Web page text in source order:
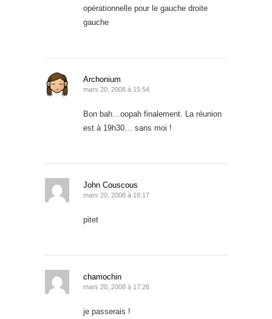
opérationnelle pour le gauche droite
gauche
Archonium
mars 20, 2008 à 15:54
Bon bah…oopah finalement. La réunion
est à 19h30… sans moi !
John Couscous
mars 20, 2008 à 16:17
pitet
chamochin
mars 20, 2008 à 17:26
je passerais !